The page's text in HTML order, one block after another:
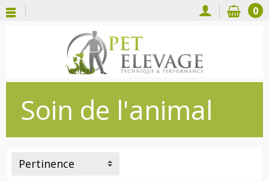
0
Soin de l'animal
Pertinence